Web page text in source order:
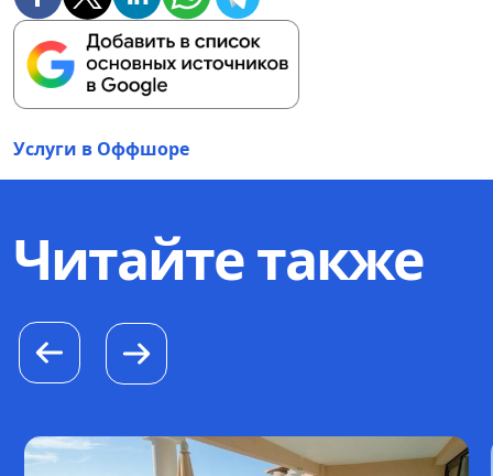
Услуги в Оффшоре
Читайте также